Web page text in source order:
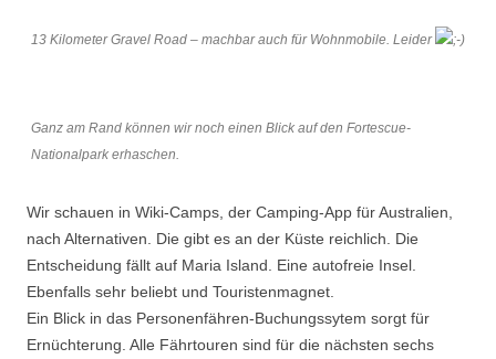
13 Kilometer Gravel Road – machbar auch für Wohnmobile. Leider
Ganz am Rand können wir noch einen Blick auf den Fortescue-
Nationalpark erhaschen.
Wir schauen in Wiki-Camps, der Camping-App für Australien,
nach Alternativen. Die gibt es an der Küste reichlich. Die
Entscheidung fällt auf Maria Island. Eine autofreie Insel.
Ebenfalls sehr beliebt und Touristenmagnet.
Ein Blick in das Personenfähren-Buchungssytem sorgt für
Ernüchterung. Alle Fährtouren sind für die nächsten sechs